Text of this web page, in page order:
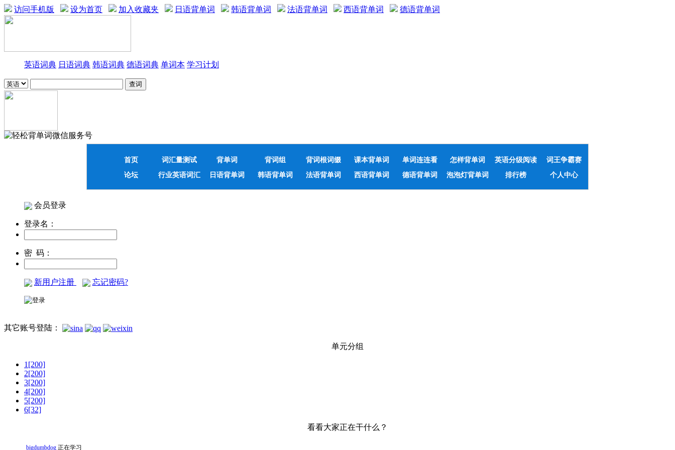
访问手机版 设为首页 加入收藏夹 日语背单词 韩语背单词 法语背单词 西语背单词 德语背单词
英语词典 日语词典 韩语词典 德语词典 单词本 学习计划
首页 词汇量测试 背单词 背词组 背词根词缀 课本背单词 单词连连看 怎样背单词 英语分级阅读
词王争霸赛
论坛
行业英语词汇 日语背单词 韩语背单词 法语背单词 西语背单词 德语背单词 泡泡灯背单词 排行榜 个人中心
会员登录
登录名：
密 码：
新用户注册 忘记密码?
其它账号登陆：
单元分组
1[200]
2[200]
3[200]
4[200]
5[200]
6[32]
看看大家正在干什么？
bigdumbdog 正在学习